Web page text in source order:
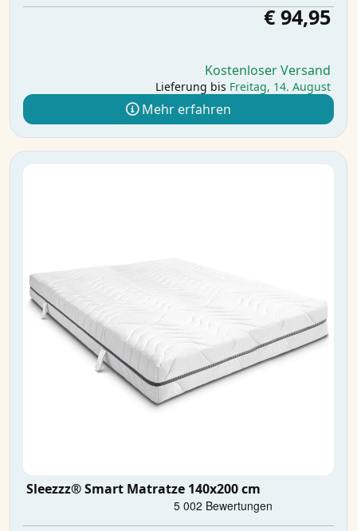
€ 94,95
Kostenloser Versand
Lieferung bis Freitag, 14. August
Mehr erfahren
Sleezzz® Smart Matratze 140x200 cm